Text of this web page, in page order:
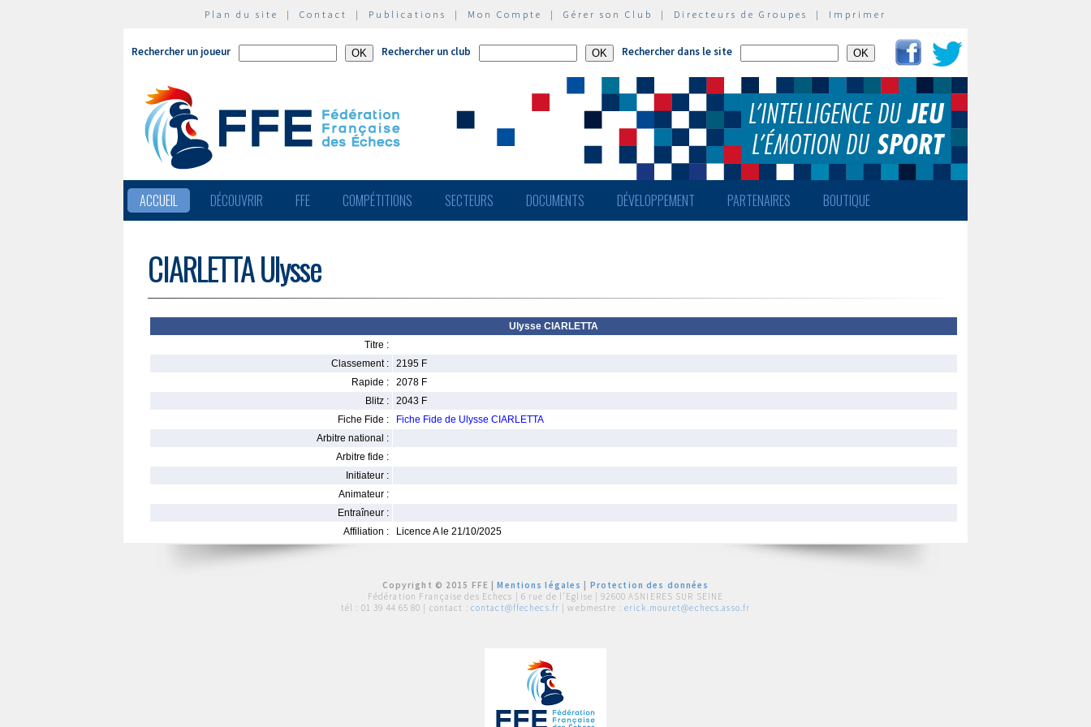
Plan du site | Contact | Publications | Mon Compte | Gérer son Club | Directeurs de Groupes | Imprimer
Rechercher un joueur Rechercher un club Rechercher dans le site
ACCUEIL DÉCOUVRIR FFE COMPÉTITIONS SECTEURS DOCUMENTS DÉVELOPPEMENT PARTENAIRES BOUTIQUE
CIARLETTA Ulysse
Ulysse CIARLETTA
Titre :
Classement :
2195 F
Rapide :
2078 F
Blitz :
2043 F
Fiche Fide :
Fiche Fide de Ulysse CIARLETTA
Arbitre national :
Arbitre fide :
Initiateur :
Animateur :
Entraîneur :
Affiliation :
Licence A le 21/10/2025
Copyright © 2015 FFE |Mentions légales
Protection des données
Fédération Française des Echecs | 6 rue de l'Eglise | 92600 ASNIERES SUR SEINE
tél : 01 39 44 65 80 | contact : contact@ffechecs.fr | webmestre : erick.mouret@echecs.asso.fr